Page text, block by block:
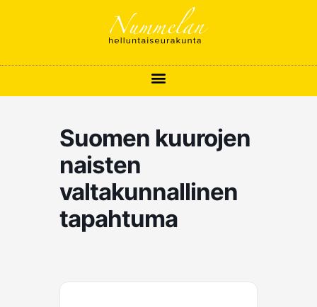
Suomen kuurojen
naisten
valtakunnallinen
tapahtuma